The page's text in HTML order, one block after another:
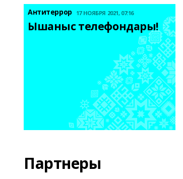
Антитеррор 17 НОЯБРЯ 2021, 07:16
Ышаныс телефондары!
Партнеры